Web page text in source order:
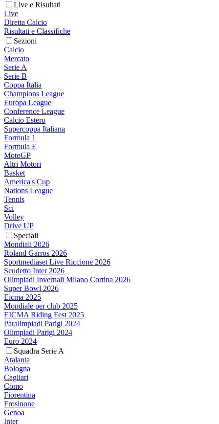
Live e Risultati
Live
Diretta Calcio
Risultati e Classifiche
Sezioni
Calcio
Mercato
Serie A
Serie B
Coppa Italia
Champions League
Europa League
Conference League
Calcio Estero
Supercoppa Italiana
Formula 1
Formula E
MotoGP
Altri Motori
Basket
America's Cup
Nations League
Tennis
Sci
Volley
Drive UP
Speciali
Mondiali 2026
Roland Garros 2026
Sportmediaset Live Riccione 2026
Scudetto Inter 2026
Olimpiadi Invernali Milano Cortina 2026
Super Bowl 2026
Eicma 2025
Mondiale per club 2025
EICMA Riding Fest 2025
Paralimpiadi Parigi 2024
Olimpiadi Parigi 2024
Euro 2024
Squadra Serie A
Atalanta
Bologna
Cagliari
Como
Fiorentina
Frosinone
Genoa
Inter